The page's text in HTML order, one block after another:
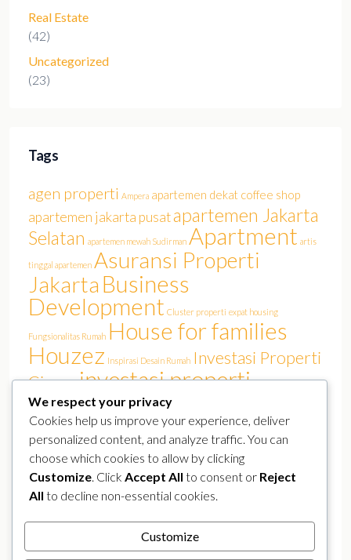
Real Estate
(42)
Uncategorized
(23)
Tags
agen properti Ampera apartemen dekat coffee shop
apartemen jakarta pusatapartemen Jakarta
Selatan apartemen mewah Sudirman Apartment artis
tinggal apartemen Asuransi Properti
Jakarta Business
Development Cluster properti expat housing
Fungsionalitas Rumah House for families
Houzez Inspirasi Desain Rumah Investasi Properti
Cinereinvestasi properti
Jakarta investasi rumah Jakarta Barat
KPR Jakartalokasi strategisLuxury
pasar properti perumahan elit perumahan Jakarta Selatan
Properland Properti Jakarta Selatan Properti Mewah Jakarta
public figure residence Real Estate
rumah murah Selebriti Tinggal Cinere
We respect your privacy
Cookies help us improve your experience, deliver
personalized content, and analyze traffic. You can
choose which cookies to allow by clicking
Customize . Click Accept All to consent or Reject
All to decline non-essential cookies.
Customize